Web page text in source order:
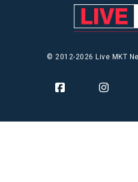
© 2012-2026 Live MKT